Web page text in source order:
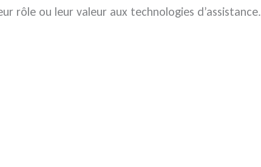
rôle ou leur valeur aux technologies d’assistance.